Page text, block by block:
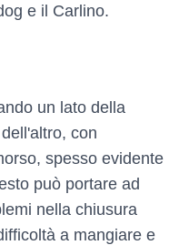
e il Carlino.
un lato della
con
spesso evidente
può portare ad
nella chiusura
a mangiare e